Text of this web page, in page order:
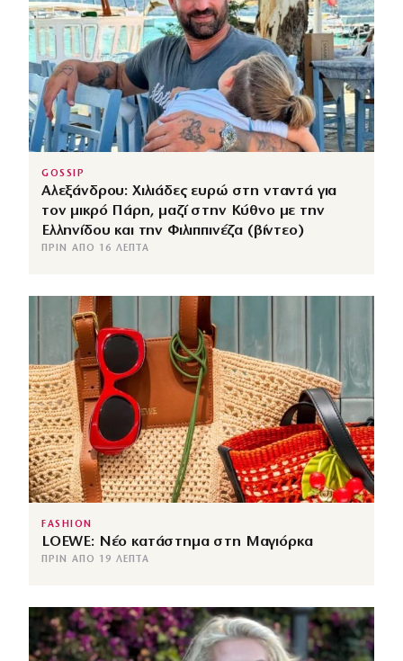
GOSSIP
Αλεξάνδρου: Χιλιάδες ευρώ στη νταντά για
τον μικρό Πάρη, μαζί στην Κύθνο με την
Ελληνίδου και την Φιλιππινέζα (βίντεο)
ΠΡΙΝ ΑΠΌ 16 ΛΕΠΤΆ
FASHION
LOEWE: Νέο κατάστημα στη Μαγιόρκα
ΠΡΙΝ ΑΠΌ 19 ΛΕΠΤΆ